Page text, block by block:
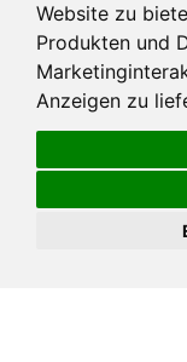
Website zu
Produkten und
Anzeigen zu